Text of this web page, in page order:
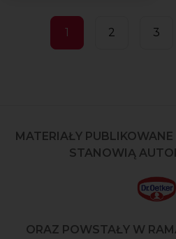
1 2 3
MATERIAŁY
STANOWIĄ
ORAZ POWSTAŁY W